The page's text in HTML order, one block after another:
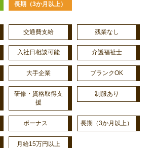
長期（3か月以上）
交通費支給 残業なし
入社日相談可能 介護福祉士
大手企業 ブランクOK
研修・資格取得支
援
制服あり
ボーナス 長期（3か月以上）
月給15万円以上